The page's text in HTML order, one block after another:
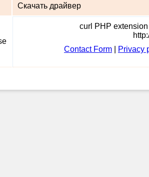
Скачать драйвер
curl PHP
Contact Form
Privacy